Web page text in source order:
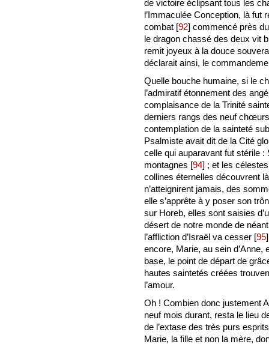
de victoire éclipsant tous les
l’Immaculée Conception, là fut
combat [92] commencé près
le dragon chassé des deux vit
remit joyeux à la douce
déclarait ainsi, le
Quelle bouche humaine, si le
l’admiratif étonnement des
complaisance de la Trinité
derniers rangs des neuf
contemplation de la sainteté
Psalmiste avait dit de la Cité
celle qui auparavant fut stérile
montagnes [94] ; et les
collines éternelles découvrent
n’atteignirent jamais, des
elle s’apprête à y poser son
sur Horeb, elles sont saisies
désert de notre monde de
l’affliction d’Israël va cesser [95]
encore, Marie, au sein d’Anne,
base, le point de départ de
hautes saintetés créées
l’amour.
Oh ! Combien donc justement
neuf mois durant, resta le lieu
de l’extase des très purs
Marie, la fille et non la mère,